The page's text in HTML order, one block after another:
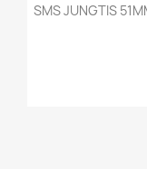
SMS JUNGTIS